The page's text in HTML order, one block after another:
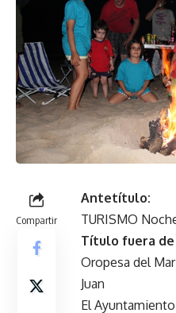
Compartir
Antetítulo:
TURISMO
Título fuera
Oropesa del
Juan
El